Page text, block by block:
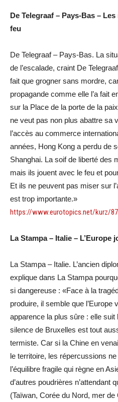
De Telegraaf – Pays-Bas –
feu
De Telegraaf – Pays-Bas. La
de l’escalade, craint De
fait que grogner sans mordre,
propagande comme elle l’a fait
sur la Place de la porte de la
ne veut pas non plus abattre sa
l’accès au commerce
années, Hong Kong a perdu de
Shanghai. La soif de liberté des
mais ils jouent avec le feu et
Et ils ne peuvent pas miser sur
est trop importante.»
https://www.eurotopics.net/kurz/
La Stampa – Italie – L’Europe
La Stampa – Italie. L’ancien
explique dans La Stampa
si dangereuse : «Face à la
produire, il semble que l’Europe
apparence la plus sûre : elle suit
silence de Bruxelles est tout
termiste. Car si la Chine en
le territoire, les répercussions
l’équilibre fragile qui règne en
d’autres poudrières n’attendant
(Taïwan, Corée du Nord, mer